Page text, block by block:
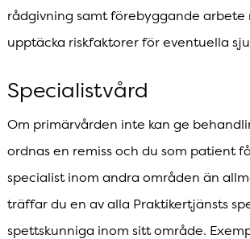
rådgivning samt förebyggande
upptäcka riskfaktorer för eventuella
Specialistvård
Om primärvården inte kan ge
ordnas en remiss och du som patient
specialist inom andra områden än
träffar du en av alla Praktikertjänsts
spettskunniga inom sitt område.